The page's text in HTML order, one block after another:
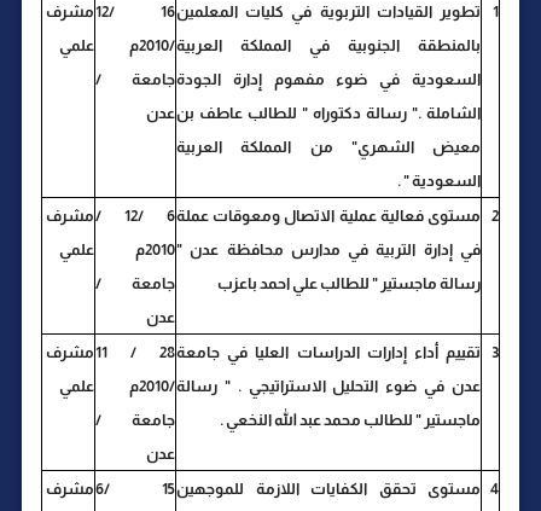
1
تطوير القيادات التربوية في كليات المعلمين
بالمنطقة الجنوبية في المملكة العربية
السعودية في ضوء مفهوم إدارة الجودة
الشاملة ." رسالة دكتوراه " للطالب عاطف بن
معيض الشهري" من المملكة العربية
السعودية " .
16 /12
/2010م
جامعة /
عدن
مشرف
علمي
2
مستوى فعالية عملية الاتصال ومعوقات عملة
في إدارة التربية في مدارس محافظة عدن "
رسالة ماجستير " للطالب علي احمد باعزب
6 /12 /
2010م
جامعة /
عدن
مشرف
علمي
3
تقييم أداء إدارات الدراسات العليا في جامعة
عدن في ضوء التحليل الاستراتيجي . " رسالة
ماجستير " للطالب محمد عبد الله النخعي .
28 / 11
/2010م
جامعة /
عدن
مشرف
علمي
4 مستوى تحقق الكفايات اللازمة للموجهين
15 /6مشرف